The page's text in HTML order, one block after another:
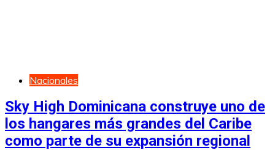
Nacionales
Sky High Dominicana construye uno de
los hangares más grandes del Caribe
como parte de su expansión regional